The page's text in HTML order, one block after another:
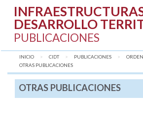
DESARROLLO
PUBLICACIONES
INICIO CIDT PUBLICACIONES
AQUÍ:
OTRAS PUBLICACIONES
OTRAS PUBLICACIONES